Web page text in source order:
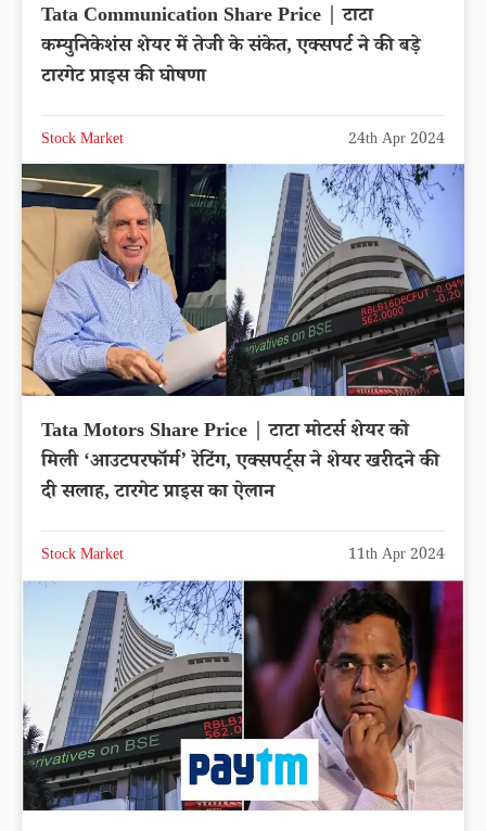
Tata Communication Share Price | टाटा
कम्युनिकेशंस शेयर में तेजी के संकेत, एक्सपर्ट ने की बड़े
टारगेट प्राइस की घोषणा
Stock Market 24th Apr 2024
Tata Motors Share Price | टाटा मोटर्स शेयर को
मिली ‘आउटपरफॉर्म’ रेटिंग, एक्सपर्ट्स ने शेयर खरीदने की
दी सलाह, टारगेट प्राइस का ऐलान
Stock Market 11th Apr 2024